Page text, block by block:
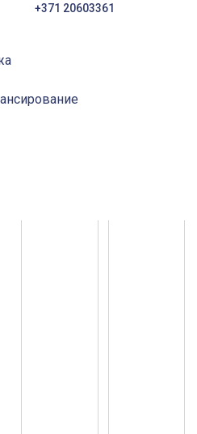
+371 20603361